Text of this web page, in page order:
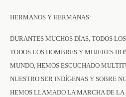
HERMANOS Y HERMANAS:
DURANTES MUCHOS DÍAS, TODOS
TODOS LOS HOMBRES Y MUJERES
MUNDO, HEMOS ESCUCHADO
NUESTRO SER INDÍGENAS Y SOBRE
HEMOS LLAMADO LA MARCHA DE LA